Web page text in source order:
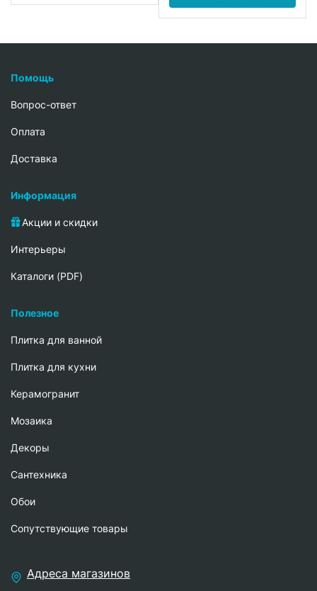
Помощь
Вопрос-ответ
Oплата
Доставка
Информация
Акции и скидки
Интерьеры
Каталоги (PDF)
Полезное
Плитка для ванной
Плитка для кухни
Керамогранит
Мозаика
Декоры
Сантехника
Обои
Сопутствующие товары
Адреса магазинов